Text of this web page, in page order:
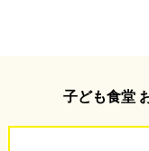
子ども食堂